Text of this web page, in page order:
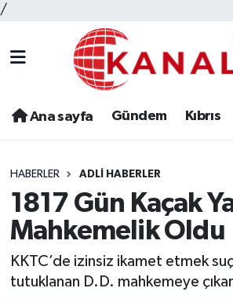
/
Ana sayfa Gündem Kıbrıs
HABERLER ADLI HABERLER
1817 Gün Kaçak
Mahkemelik Oldu
KKTC’de izinsiz ikamet etmek
tutuklanan D.D. mahkemeye